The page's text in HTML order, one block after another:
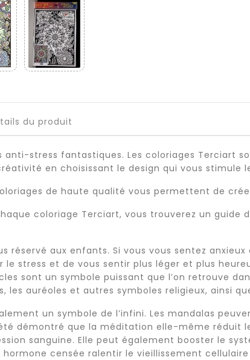
du produit
anti-stress fantastiques. Les coloriages Terciart
en choisissant le design qui vous stimule
de haute qualité vous permettent de
coloriage Terciart, vous trouverez un guide
réservé aux enfants. Si vous vous sentez
stress et de vous sentir plus léger et plus
sont un symbole puissant que l’on retrouve
les auréoles et autres symboles religieux, ainsi
un symbole de l’infini. Les mandalas
démontré que la méditation elle-même réduit
sanguine. Elle peut également booster le
censée ralentir le vieillissement